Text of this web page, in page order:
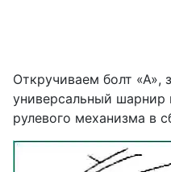
Откручиваем болт «А»,
универсальный
рулевого механизма в